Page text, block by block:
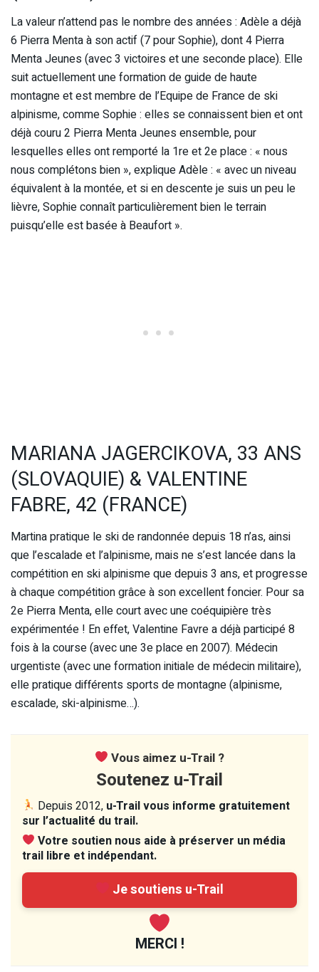
La valeur n’attend pas le nombre des années : Adèle a déjà
6 Pierra Menta à son actif (7 pour Sophie), dont 4 Pierra
Menta Jeunes (avec 3 victoires et une seconde place). Elle
suit actuellement une formation de guide de haute
montagne et est membre de l’Equipe de France de ski
alpinisme, comme Sophie : elles se connaissent bien et ont
déjà couru 2 Pierra Menta Jeunes ensemble, pour
lesquelles elles ont remporté la 1re et 2e place : « nous
nous complétons bien », explique Adèle : « avec un niveau
équivalent à la montée, et si en descente je suis un peu le
lièvre, Sophie connaît particulièrement bien le terrain
puisqu’elle est basée à Beaufort ».
MARIANA JAGERCIKOVA, 33 ANS
(SLOVAQUIE) & VALENTINE
FABRE, 42 (FRANCE)
Martina pratique le ski de randonnée depuis 18 n’as, ainsi
que l’escalade et l’alpinisme, mais ne s’est lancée dans la
compétition en ski alpinisme que depuis 3 ans, et progresse
à chaque compétition grâce à son excellent foncier. Pour sa
2e Pierra Menta, elle court avec une coéquipière très
expérimentée ! En effet, Valentine Favre a déjà participé 8
fois à la course (avec une 3e place en 2007). Médecin
urgentiste (avec une formation initiale de médecin militaire),
elle pratique différents sports de montagne (alpinisme,
escalade, ski-alpinisme…).
Vous aimez u-Trail ?
Soutenez u-Trail
Depuis 2012, u-Trail vous informe gratuitement
sur l’actualité du trail.
Votre soutien nous aide à préserver un média
trail libre et indépendant.
Je soutiens u-Trail
MERCI !